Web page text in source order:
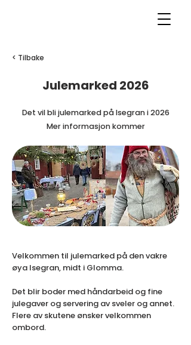
< Tilbake
Julemarked 2026
Det vil bli julemarked på Isegran i 2026
Mer informasjon kommer
Velkommen til julemarked på den vakre
øya Isegran, midt i Glomma.
Det blir boder med håndarbeid og fine
julegaver og servering av sveler og annet.
Flere av skutene ønsker velkommen
ombord.